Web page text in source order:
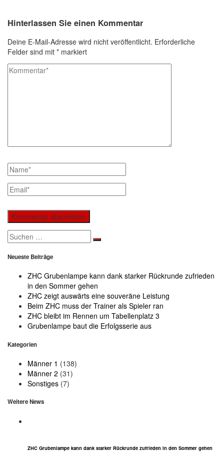
Hinterlassen Sie einen Kommentar
Deine E-Mail-Adresse wird nicht veröffentlicht. Erforderliche
Felder sind mit * markiert
Search
for:
Neueste Beiträge
ZHC Grubenlampe kann dank starker Rückrunde zufrieden
in den Sommer gehen
ZHC zeigt auswärts eine souveräne Leistung
Beim ZHC muss der Trainer als Spieler ran
ZHC bleibt im Rennen um Tabellenplatz 3
Grubenlampe baut die Erfolgsserie aus
Kategorien
Männer 1 (138)
Männer 2 (31)
Sonstiges (7)
Weitere News
ZHC Grubenlampe kann dank starker Rückrunde zufrieden in den Sommer gehen